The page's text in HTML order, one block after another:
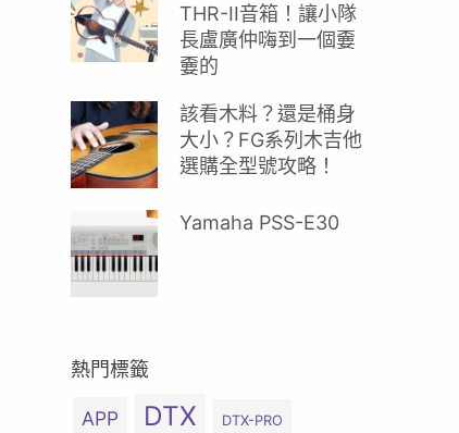
THR-II音箱！讓小隊
長盧廣仲嗨到一個嫑
嫑的
該看木料？還是桶身
大小？FG系列木吉他
選購全型號攻略！
Yamaha PSS-E30
熱門標籤
APP DTX DTX-PRO